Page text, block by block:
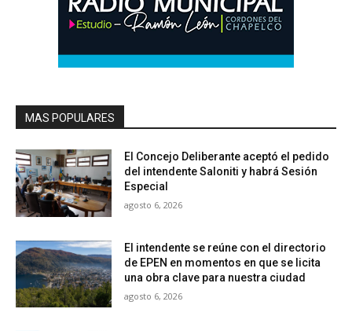
MAS POPULARES
El Concejo Deliberante aceptó el pedido
del intendente Saloniti y habrá Sesión
Especial
agosto 6, 2026
El intendente se reúne con el directorio
de EPEN en momentos en que se licita
una obra clave para nuestra ciudad
agosto 6, 2026